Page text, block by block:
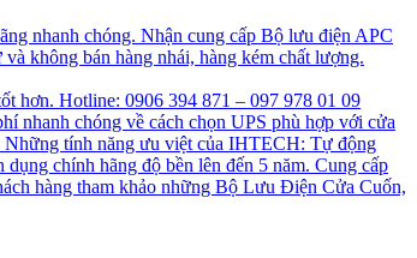
nhanh chóng. Nhận cung cấp Bộ lưu điện APC
không bán hàng nhái, hàng kém chất lượng.
hơn. Hotline: 0906 394 871 – 097 978 01 09
nhanh chóng về cách chọn UPS phù hợp với cửa
tính năng ưu việt của IHTECH: Tự động
chính hãng độ bền lên đến 5 năm. Cung cấp
hàng tham khảo những Bộ Lưu Điện Cửa Cuốn,